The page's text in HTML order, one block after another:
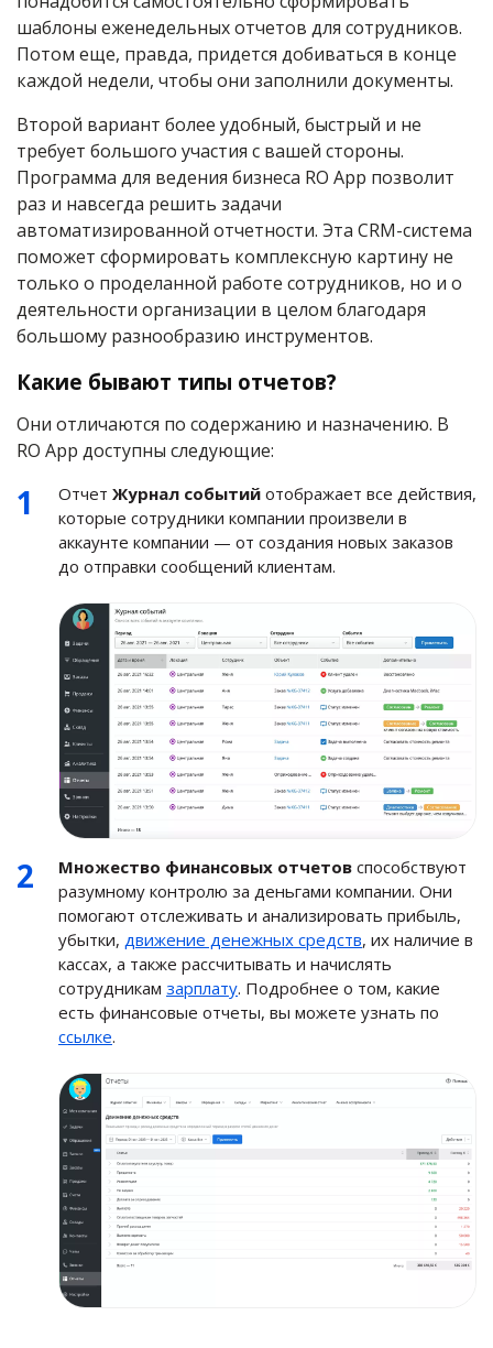
шаблоны еженедельных отчетов для сотрудников.
Потом еще, правда, придется добиваться в конце
каждой недели, чтобы они заполнили документы.
Второй вариант более удобный, быстрый и не
требует большого участия с вашей стороны.
Программа для ведения бизнеса RO App позволит
раз и навсегда решить задачи
автоматизированной отчетности. Эта CRM-система
поможет сформировать комплексную картину не
только о проделанной работе сотрудников, но и о
деятельности организации в целом благодаря
большому разнообразию инструментов.
Какие бывают типы отчетов?
Они отличаются по содержанию и назначению. В
RO App доступны следующие:
Отчет Журнал событий отображает все действия,
которые сотрудники компании произвели в
аккаунте компании — от создания новых заказов
до отправки сообщений клиентам.
Множество финансовых отчетов способствуют
разумному контролю за деньгами компании. Они
помогают отслеживать и анализировать прибыль,
убытки, движение денежных средств, их наличие в
кассах, а также рассчитывать и начислять
сотрудникам зарплату. Подробнее о том, какие
есть финансовые отчеты, вы можете узнать по
ссылке.